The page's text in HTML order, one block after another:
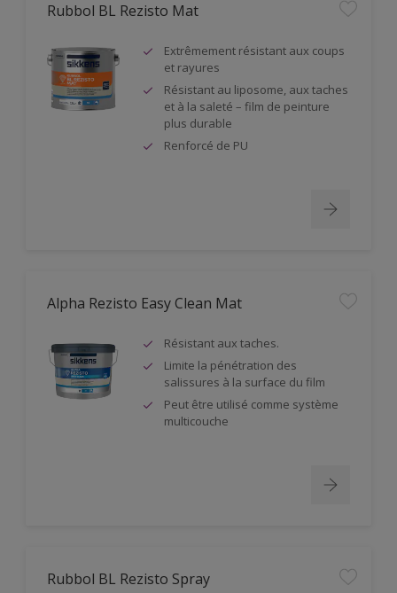
Rubbol BL Rezisto Mat
Extrêmement résistant aux coups
et rayures
Résistant au liposome, aux taches
et à la saleté – film de peinture
plus durable
Renforcé de PU
Alpha Rezisto Easy Clean Mat
Résistant aux taches.
Limite la pénétration des
salissures à la surface du film
Peut être utilisé comme système
multicouche
Rubbol BL Rezisto Spray